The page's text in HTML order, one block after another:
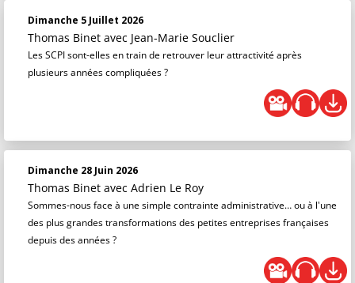
Dimanche 5 Juillet 2026
Thomas Binet avec Jean-Marie Souclier
Les SCPI sont-elles en train de retrouver leur attractivité après
plusieurs années compliquées ?
Dimanche 28 Juin 2026
Thomas Binet avec Adrien Le Roy
Sommes-nous face à une simple contrainte administrative… ou à l'une
des plus grandes transformations des petites entreprises françaises
depuis des années ?